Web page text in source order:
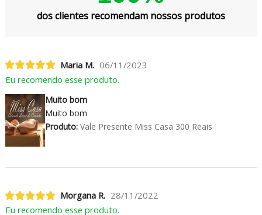
dos clientes recomendam nossos produtos
Maria M. 06/11/2023
Eu recomendo esse produto.
Muito bom
Muito bom
Produto:Vale Presente Miss Casa 300 Reais
Morgana R. 28/11/2022
Eu recomendo esse produto.